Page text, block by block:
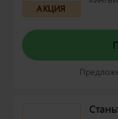
АКЦИЯ